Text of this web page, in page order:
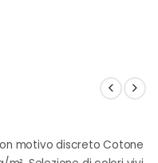
motivo discreto Cotone